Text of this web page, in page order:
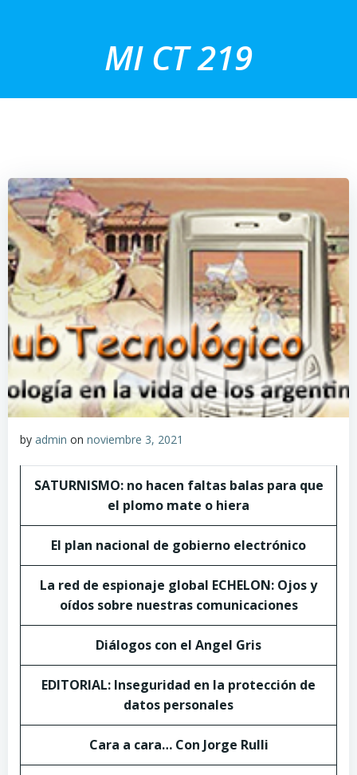
contenido
MI CT 219
by admin on noviembre 3, 2021
SATURNISMO: no hacen faltas balas para que
el plomo mate o hiera
El plan nacional de gobierno electrónico
La red de espionaje global ECHELON: Ojos y
oídos sobre nuestras comunicaciones
Diálogos con el Angel Gris
EDITORIAL: Inseguridad en la protección de
datos personales
Cara a cara… Con Jorge Rulli